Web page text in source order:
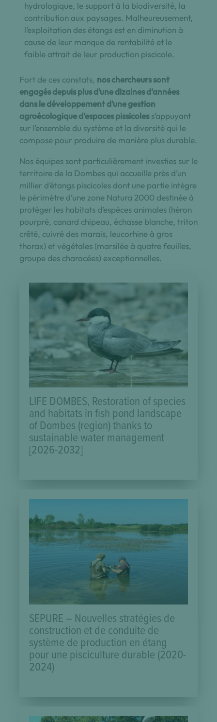
hydrologique, le support à la biodiversité, la
contribution aux paysages. Malheureusement,
l’exploitation des étangs est en diminution à
cause de leur manque de rentabilité et le
faible attrait de leur production piscicole.
Fort de ces constats, nos chercheurs sont
engagés depuis plus d’une dizaines d’années
dans le développement d’une gestion
agroécologique d’espaces pissicoless’appuyant
sur l’ensemble du système et la diversité qui le
compose pour produire de manière plus durable.
Nos équipes sont particulièrement investies sur le
territoire de la Dombes qui accueille près d’un
millier d’étangs piscicoles dont une partie intègre
le périmètre d’une zone Natura 2000 destinée à
protéger les habitats d’espèces animales (héron
pourpré, canard chipeau, échasse blanche, triton
crêté, cuivré des marais, leucorhine à gros
thorax) et végétales (marsilée à quatre feuilles,
groupe des characées) exceptionnelles.
LIFE DOMBES, Restoration of species
and habitats in fish pond landscape
of Dombes (region) thanks to
sustainable water management
[2026-2032]
SEPURE – Nouvelles stratégies de
construction et de conduite de
système de production en étang
pour une pisciculture durable (2020-
2024)